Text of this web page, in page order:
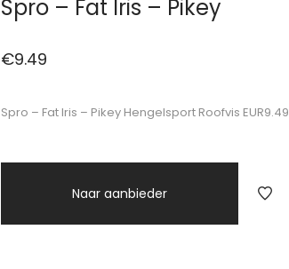
Spro – Fat Iris – Pikey
€9.49
Spro – Fat Iris – Pikey Hengelsport Roofvis EUR9.49
Naar aanbieder